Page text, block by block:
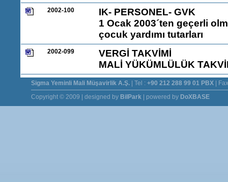
2002-100
IK- PERSONEL- GVK
1 Ocak 2003´ten geçerli
çocuk yardımı tutarları
2002-099
VERGİ TAKVİMİ
MALİ YÜKÜMLÜLÜK
Sigma Yeminli Mali Müşavirlik A.Ş. | Tel : +90 212 288 99 01 PBX |
Copyright © 2009 | designed by BilPark | powered by DoXBASE